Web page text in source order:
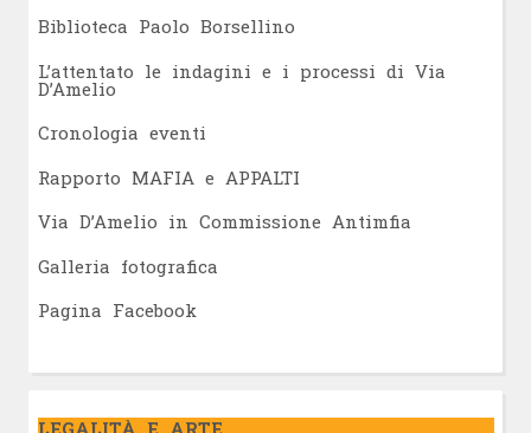
Biblioteca Paolo Borsellino
L’attentato le indagini e i processi di Via
D’Amelio
Cronologia eventi
Rapporto MAFIA e APPALTI
Via D’Amelio in Commissione Antimfia
Galleria fotografica
Pagina Facebook
LEGALITÀ E ARTE